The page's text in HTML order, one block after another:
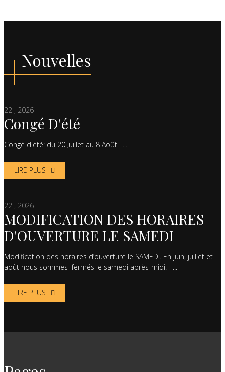
Nouvelles
22 , 2026
Congé D'été
Congé d'été: du 20 Juillet au 8 Août ! ...
LIRE PLUS
22 , 2026
MODIFICATION DES HORAIRES
D'OUVERTURE LE SAMEDI
Modification des horaires d’ouverture le SAMEDI. En juin, juillet et
août nous sommes fermés le samedi après-midi! ...
LIRE PLUS